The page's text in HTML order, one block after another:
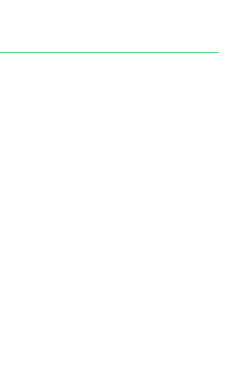
Gauchesca - parte